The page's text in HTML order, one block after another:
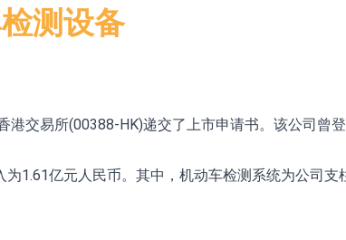
测设备
交易所(00388-HK)递交了上市申请书。该公司曾
1.61亿元人民币。其中，机动车检测系统为公司支